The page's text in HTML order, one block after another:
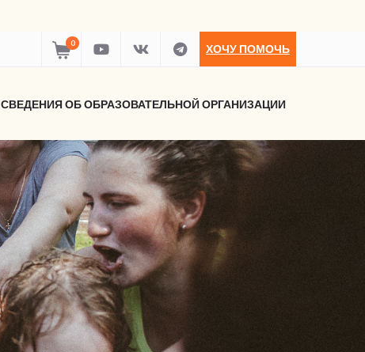
0 ХОЧУ ПОМОЧЬ
СВЕДЕНИЯ ОБ ОБРАЗОВАТЕЛЬНОЙ ОРГАНИЗАЦИИ